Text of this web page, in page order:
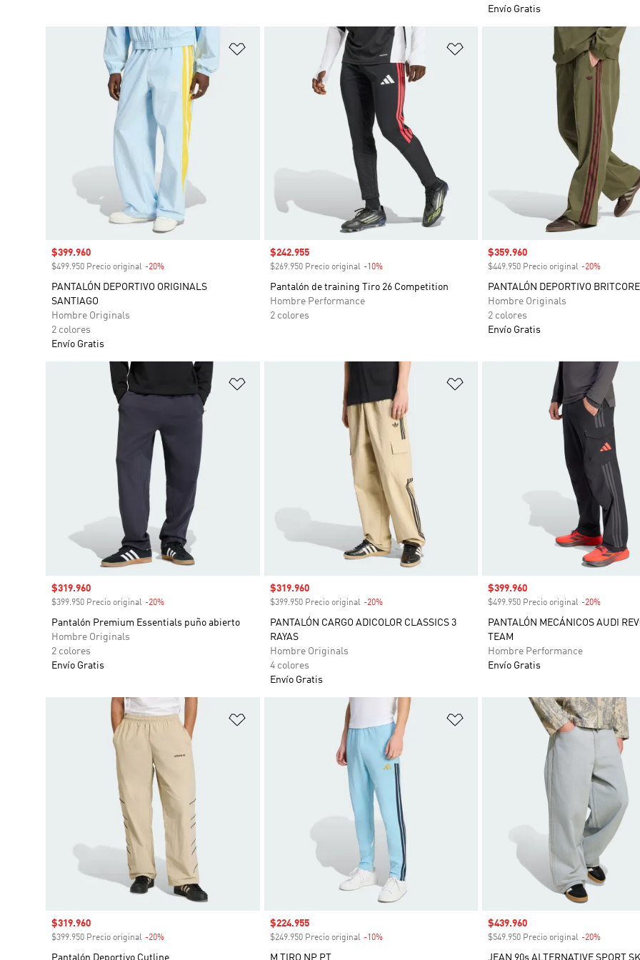
Envío Gratis
Añadir a la lista de deseos
Precio de venta
$399.960
$499.950 Precio original -20%
PANTALÓN DEPORTIVO ORIGINALS
SANTIAGO
Hombre Originals
2 colores
Envío Gratis
Añadir a la lista de deseos
Precio de venta
$242.955
$269.950 Precio original -10%Descuento
Pantalón de training Tiro 26 Competition
Hombre Performance
2 colores
Precio de venta
$359.960
$449.950 Precio original -20%
PANTALÓN DEPORTIVO BRITCORE
Hombre Originals
2 colores
Envío Gratis
Precio de venta
$319.960
$399.950 Precio original -20%
Pantalón Premium Essentials puño abierto
Hombre Originals
2 colores
Envío Gratis
Añadir a la lista de deseos
Precio de venta
$319.960
$399.950 Precio original -20%Descuento
PANTALÓN CARGO ADICOLOR CLASSICS 3
RAYAS
Hombre Originals
4 colores
Envío Gratis
Precio de venta
$399.960
$499.950 Precio original -20%
PANTALÓN MECÁNICOS AUDI
TEAM
Hombre Performance
Envío Gratis
Añadir a la lista de deseos
Precio de venta
$319.960
$399.950 Precio original -20%
Pantalón Deportivo Cutline
Añadir a la lista de deseos
Precio de venta
$224.955
$249.950 Precio original -10%Descuento
M TIRO NP PT
Precio de venta
$439.960
$549.950 Precio original -20%
JEAN 90s ALTERNATIVE SPORT